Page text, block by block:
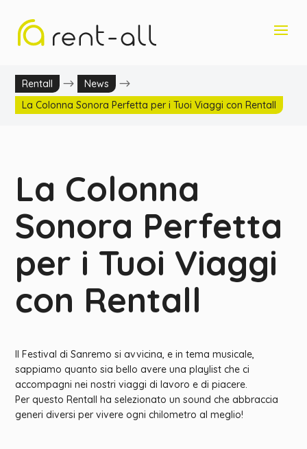
Rentall $ News $
La Colonna Sonora Perfetta per i Tuoi Viaggi con Rentall
La Colonna
Sonora Perfetta
per i Tuoi Viaggi
con Rentall
Il Festival di Sanremo si avvicina, e in tema musicale,
sappiamo quanto sia bello avere una playlist che ci
accompagni nei nostri viaggi di lavoro e di piacere.
Per questo Rentall ha selezionato un sound che abbraccia
generi diversi per vivere ogni chilometro al meglio!